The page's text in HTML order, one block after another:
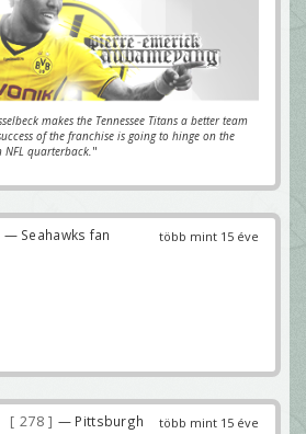
makes the Tennessee Titans a better team
of the franchise is going to hinge on the
NFL quarterback. "
több mint 15 éve
— Seahawks fan
több mint 15 éve
278
— Pittsburgh